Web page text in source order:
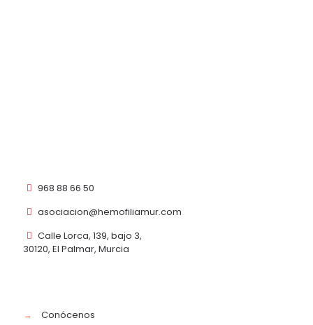
968 88 66 50
asociacion@hemofiliamur.com
Calle Lorca, 139, bajo 3,
30120, El Palmar, Murcia
→ Conócenos